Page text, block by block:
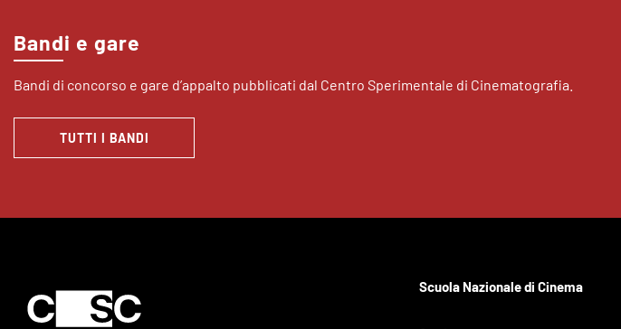
Bandi e gare
Bandi di concorso e gare d’appalto pubblicati dal Centro Sperimentale di Cinematografia.
TUTTI I BANDI
Scuola Nazionale di Cinema